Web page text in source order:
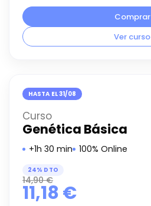
Comprar
Ver curso
HASTA EL 31/08
Curso
Genética Básica
+1h 30 min 100% Online
24% DTO
14,90€
11,18€